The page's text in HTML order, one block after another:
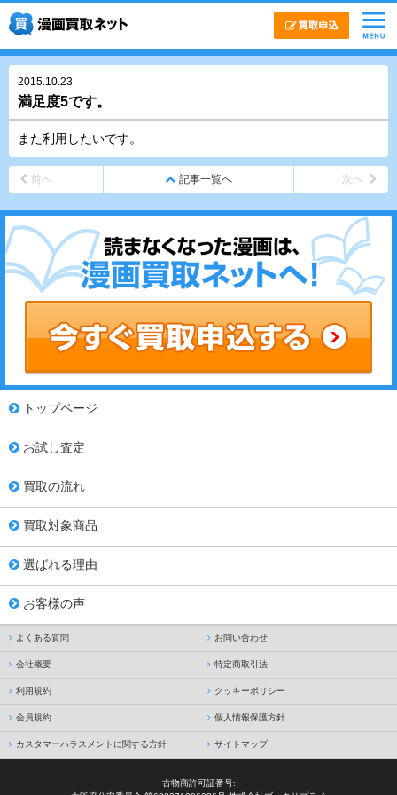
2015.10.23
満足度5です。
また利用したいです。
前へ 記事一覧へ 次へ
トップページ
お試し査定
買取の流れ
買取対象商品
選ばれる理由
お客様の声
よくある質問 お問い合わせ
会社概要 特定商取引法
利用規約 クッキーポリシー
会員規約 個人情報保護方針
カスタマーハラスメントに関する方針 サイトマップ
古物商許可証番号: